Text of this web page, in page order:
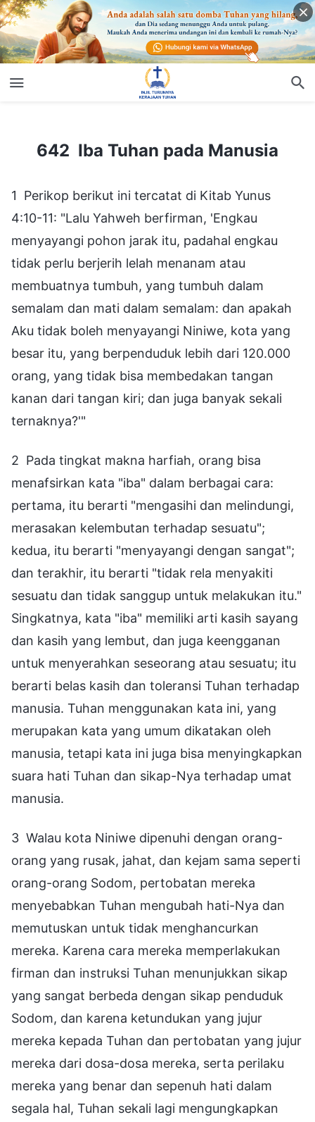
642 Iba Tuhan pada Manusia
642 Iba Tuhan pada Manusia
1 Perikop berikut ini tercatat di Kitab Yunus
4:10-11: "Lalu Yahweh berfirman, 'Engkau
menyayangi pohon jarak itu, padahal engkau
tidak perlu berjerih lelah menanam atau
membuatnya tumbuh, yang tumbuh dalam
semalam dan mati dalam semalam: dan apakah
Aku tidak boleh menyayangi Niniwe, kota yang
besar itu, yang berpenduduk lebih dari 120.000
orang, yang tidak bisa membedakan tangan
kanan dari tangan kiri; dan juga banyak sekali
ternaknya?'"
2 Pada tingkat makna harfiah, orang bisa
menafsirkan kata "iba" dalam berbagai cara:
pertama, itu berarti "mengasihi dan melindungi,
merasakan kelembutan terhadap sesuatu";
kedua, itu berarti "menyayangi dengan sangat";
dan terakhir, itu berarti "tidak rela menyakiti
sesuatu dan tidak sanggup untuk melakukan itu."
Singkatnya, kata "iba" memiliki arti kasih sayang
dan kasih yang lembut, dan juga keengganan
untuk menyerahkan seseorang atau sesuatu; itu
berarti belas kasih dan toleransi Tuhan terhadap
manusia. Tuhan menggunakan kata ini, yang
merupakan kata yang umum dikatakan oleh
manusia, tetapi kata ini juga bisa menyingkapkan
suara hati Tuhan dan sikap-Nya terhadap umat
manusia.
3 Walau kota Niniwe dipenuhi dengan orang-
orang yang rusak, jahat, dan kejam sama seperti
orang-orang Sodom, pertobatan mereka
menyebabkan Tuhan mengubah hati-Nya dan
memutuskan untuk tidak menghancurkan
mereka. Karena cara mereka memperlakukan
firman dan instruksi Tuhan menunjukkan sikap
yang sangat berbeda dengan sikap penduduk
Sodom, dan karena ketundukan yang jujur
mereka kepada Tuhan dan pertobatan yang jujur
mereka dari dosa-dosa mereka, serta perilaku
mereka yang benar dan sepenuh hati dalam
segala hal, Tuhan sekali lagi mengungkapkan